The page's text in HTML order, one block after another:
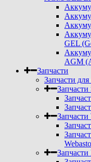
GEL
AGM
Запчасти
Запчасти
Запчасти
Запчасти
Webasto
Запчасти